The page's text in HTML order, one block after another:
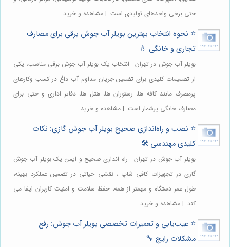
حتی برخی واحدهای تولیدی است. | مشاهده و خرید
⭐️ نحوه انتخاب بهترین بویلر آب جوش برقی برای مصارف
تجاری و خانگی 💧
بویلر آب جوش در تهران - انتخاب یک بویلر آب جوش برقی مناسب، یکی
از تصمیمات کلیدی برای تضمین جریان مداوم آب داغ در کسب وکارهای
پرمصرف مانند کافه ها، رستوران ها، هتل ها، دفاتر اداری و حتی برای
مصارف خانگی پرشمار است. | مشاهده و خرید
⭐️ نصب و راه‌اندازی صحیح بویلر آب جوش گازی: نکات
کلیدی مهندسی 🛠️
بویلر آب جوش در تهران - راه اندازی صحیح و ایمن یک بویلر آب جوش
گازی در تجهیزات کافی شاپ ، نقشی حیاتی در تضمین عملکرد بهینه،
طول عمر دستگاه و مهمتر از همه، حفظ سلامت و امنیت کاربران ایفا می
کند. | مشاهده و خرید
⭐️ عیب‌یابی و تعمیرات تخصصی بویلر آب جوش: رفع
مشکلات رایج 🔧